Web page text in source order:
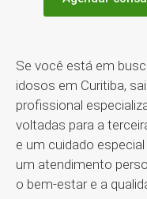
Se você está em
idosos em Curitiba,
profissional
voltadas para a
e um cuidado
um atendimento
o bem-estar e a